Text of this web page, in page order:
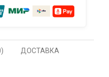
ДОСТАВКА